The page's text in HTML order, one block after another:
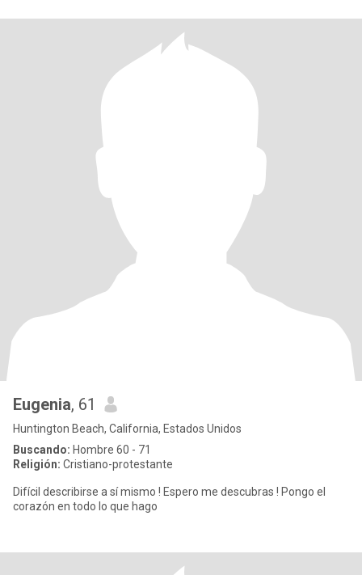
Eugenia, 61
Huntington Beach, California, Estados Unidos
Buscando: Hombre 60 - 71
Religión: Cristiano-protestante
Difícil describirse a sí mismo ! Espero me descubras ! Pongo el
corazón en todo lo que hago